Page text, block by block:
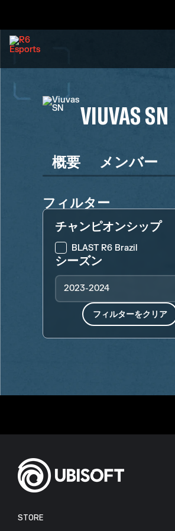
VIUVAS SN
概要 メンバー
フィルター
チャンピオンシップ
BLAST R6 Brazil
シーズン
2023-2024
フィルターをクリア
STORE